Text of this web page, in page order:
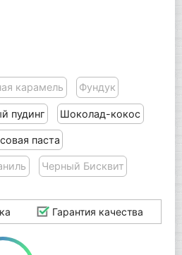
карамель Фундук
пудинг Шоколад-кокос
паста
Черный Бисквит
Гарантия качества